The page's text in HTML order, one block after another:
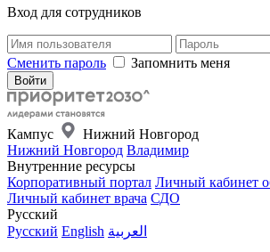
Вход для сотрудников
Сменить пароль Запомнить меня
Кампус
Нижний Новгород
Нижний Новгород Владимир
Внутренние ресурсы
Корпоративный портал Личный кабинет
Личный кабинет врача СДО
Русский
Русский English العربية